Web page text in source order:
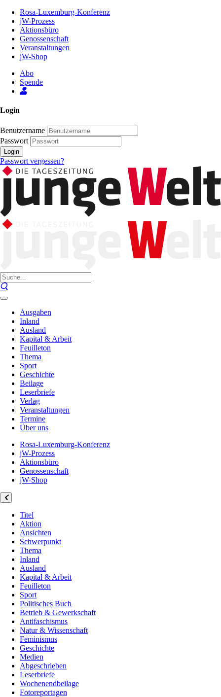
Inhalt
Seite
Rosa-Luxemburg-Konferenz
jW-Prozess
Aktionsbüro
Genossenschaft
Veranstaltungen
jW-Shop
Abo
Spende
Login
Benutzername
Passwort
Login
Passwort vergessen?
Ausgaben
Inland
Ausland
Kapital & Arbeit
Feuilleton
Thema
Sport
Geschichte
Beilage
Leserbriefe
Verlag
Veranstaltungen
Termine
Über uns
Rosa-Luxemburg-Konferenz
jW-Prozess
Aktionsbüro
Genossenschaft
jW-Shop
Titel
Aktion
Ansichten
Schwerpunkt
Thema
Inland
Ausland
Kapital & Arbeit
Feuilleton
Sport
Politisches Buch
Betrieb & Gewerkschaft
Antifaschismus
Natur & Wissenschaft
Feminismus
Geschichte
Medien
Abgeschrieben
Leserbriefe
Wochenendbeilage
Fotoreportagen